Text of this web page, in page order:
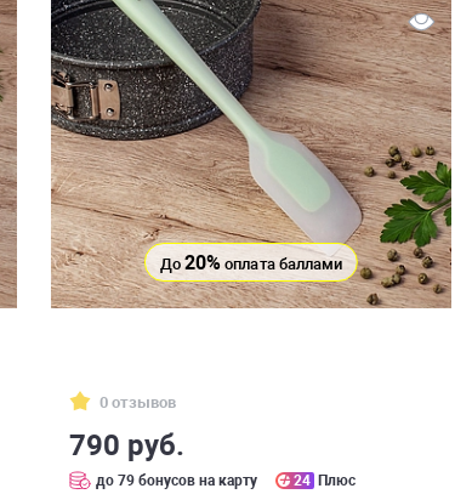
До20% оплата баллами
0 отзывов
790 руб.
до 79 бонусов на карту 24 Плюс